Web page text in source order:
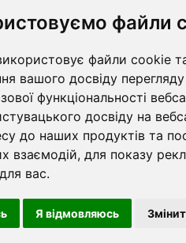
файли
файли cookie та
вашого досвіду
функціональності
досвіду на
до наших продуктів та
взаємодій, для показу
вас.
Я відмовляюсь
віддавати перевагу
максимум консервації
і повільні підсмикування
сріблом.
Новини Каталог 📖